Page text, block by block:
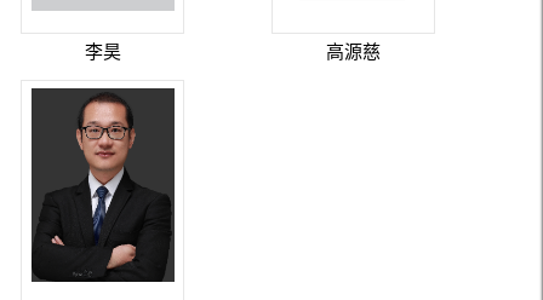
李昊 高源慈